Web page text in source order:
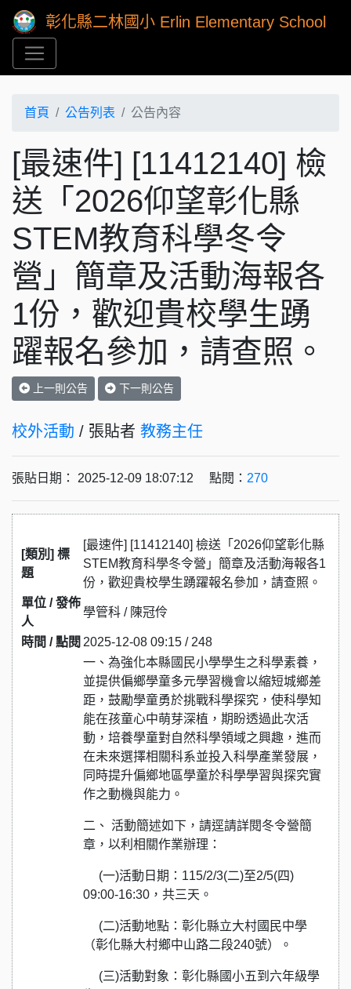
彰化縣二林國小 Erlin Elementary School
首頁 公告列表 公告內容
[最速件] [11412140] 檢
送「2026仰望彰化縣​
STEM教育科學冬令
營」簡章及活動海報各
1份，歡迎貴校學生踴
躍報名參加，請查照。
上一則公告 下一則公告
校外活動 / 張貼者 教務主任
張貼日期： 2025-12-09 18:07:12 點閱： 270
[類別] 標
題
[最速件] [11412140] 檢送「2026仰望彰化縣​
STEM教育科學冬令營」簡章及活動海報各1
份，歡迎貴校學生踴躍報名參加，請查照。
單位 / 發佈
人
學管科 / 陳冠伶
時間 / 點閱 2025-12-08 09:15 / 248
一、為強化本縣國民小學學生之科學素養，
並提供偏鄉學童多元學習機會以縮短城鄉差
距，鼓勵學童勇於挑戰科學探究，使科學知
能在孩童心中萌芽深植，期盼透過此次活
動，培養學童對自然科學領域之興趣，進而
在未來選擇相關科系並投入科學產業發展，
同時提升偏鄉地區學童於科學學習與探究實
作之動機與能力。
二、 活動簡述如下，請逕請詳閱冬令營簡
章，以利相關作業辦理：
(一)活動日期：115/2/3(二)至2/5(四)
09:00-16:30，共三天。
(二)活動地點：彰化縣立大村國民中學
（彰化縣大村鄉中山路二段240號）。
(三)活動對象：彰化縣國小五到六年級學